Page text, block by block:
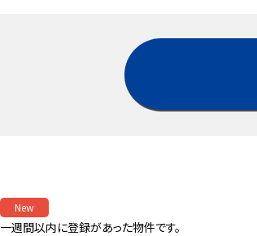
New
一週間以内に登録があった物件です。